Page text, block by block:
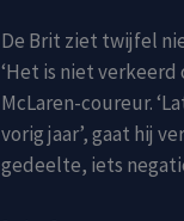
De Brit ziet twijfel
‘Het is niet
McLaren-coureur.
vorig jaar’, gaat hij
gedeelte, iets